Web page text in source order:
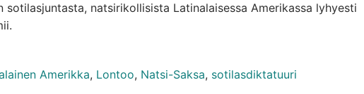
natsirikollisista Latinalaisessa Amerikassa lyhyesti
Amerikka, Lontoo, Natsi-Saksa, sotilasdiktatuuri